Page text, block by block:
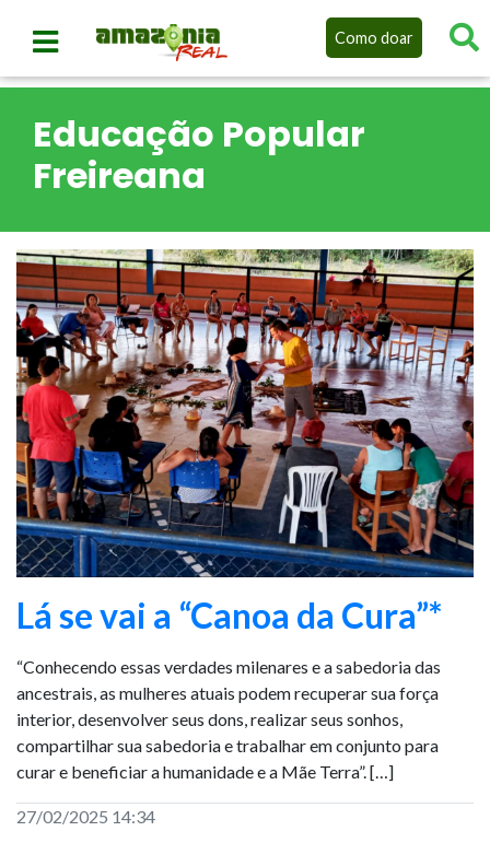
Como doar
Educação Popular
Freireana
Lá se vai a “Canoa da Cura”*
“Conhecendo essas verdades milenares e a sabedoria das
ancestrais, as mulheres atuais podem recuperar sua força
interior, desenvolver seus dons, realizar seus sonhos,
compartilhar sua sabedoria e trabalhar em conjunto para
curar e beneficiar a humanidade e a Mãe Terra”. […]
27/02/2025 14:34